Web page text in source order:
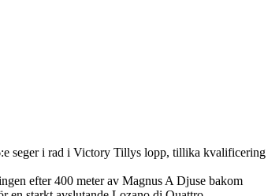
seger i rad i Victory Tillys lopp, tillika kvalificering
efter 400 meter av Magnus A Djuse bakom